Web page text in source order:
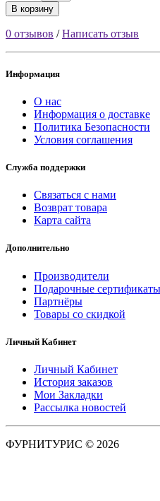
В корзину
0 отзывов /Написать отзыв
Информация
О нас
Информация о доставке
Политика Безопасности
Условия соглашения
Служба поддержки
Связаться с нами
Возврат товара
Карта сайта
Дополнительно
Производители
Подарочные сертификаты
Партнёры
Товары со скидкой
Личный Кабинет
Личный Кабинет
История заказов
Мои Закладки
Рассылка новостей
ФУРНИТУРИС © 2026